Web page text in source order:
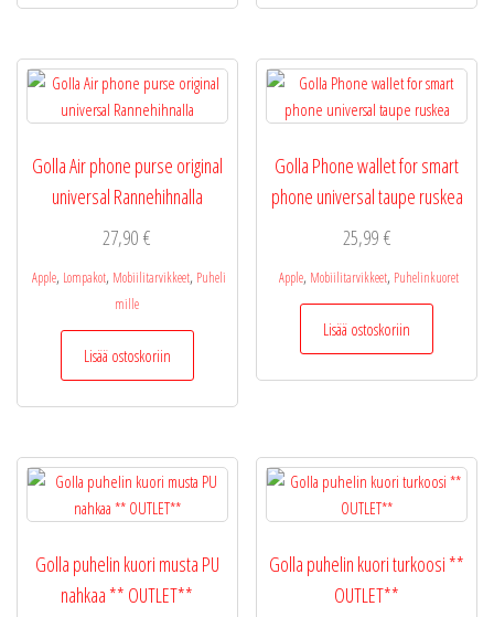
Golla Air phone purse original
universal Rannehihnalla
27,90€
Apple, Lompakot, Mobiilitarvikkeet, Puheli
mille
Lisää ostoskoriin
Golla Phone wallet for smart
phone universal taupe ruskea
25,99 €
Apple, Mobiilitarvikkeet, Puhelinkuoret
Lisää ostoskoriin
Golla puhelin kuori musta PU
nahkaa ** OUTLET**
Golla puhelin kuori turkoosi **
OUTLET**